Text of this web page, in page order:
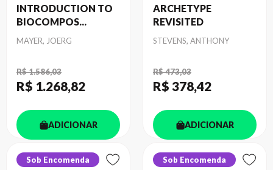
INTRODUCTION TO
BIOCOMPOS...
Autor
MAYER, JOERG
R$ 1.586,03
R$ 1.268,82
ADICIONAR
ARCHETYPE
REVISITED
Autor
STEVENS, ANTHONY
R$ 473,03
R$ 378,42
ADICIONAR
Sob Encomenda
Sob Encomenda